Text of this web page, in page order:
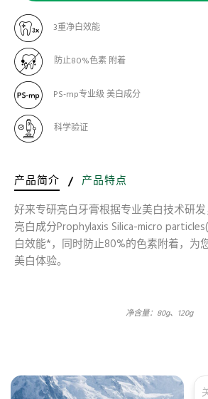
3重净白效能
防止80%色素 附着
PS-mp专业级 美白成分
科学验证
产品简介 / 产品特点
好来专研亮白牙膏根据专业美白技术研
亮白成分Prophylaxis Silica-micro
白效能*，同时防止80%的色素附着，为
美白体验。
净含量：80g、120g